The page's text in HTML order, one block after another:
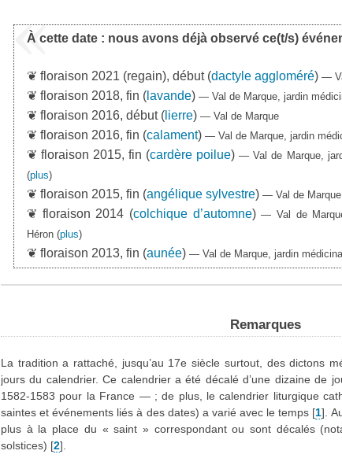
À cette date : nous avons déjà observé ce(t/s)
❦ floraison 2021 (regain), début (dactyle aggloméré) —
❦ floraison 2018, fin ( lavande) — Val de Marque, jardin
❦ floraison 2016, début ( lierre) — Val de Marque
❦ floraison 2016, fin (calament) — Val de Marque, jardin
❦ floraison 2015, fin (cardère poilue)— Val de Marque,
(plus)
❦ floraison 2015, fin (angélique sylvestre) — Val de Marque
❦ floraison 2014 (colchique d’automne)— Val de
Héron (plus)
❦ floraison 2013, fin (aunée) — Val de Marque, jardin
Remarques
La tradition a rattaché, jusqu’au 17e siècle surtout, des dictons
jours du calendrier. Ce calendrier a été décalé d’une dizaine de
1582-1583 pour la France — ; de plus, le calendrier liturgique
saintes et événements liés à des dates) a varié avec le temps [1] .
plus à la place du « saint » correspondant ou sont décalés
solstices) [2]